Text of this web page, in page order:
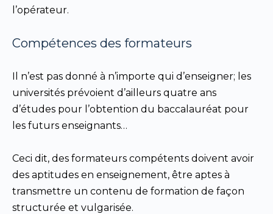
l’opérateur.
Compétences des formateurs
Il n’est pas donné à n’importe qui d’enseigner; les
universités prévoient d’ailleurs quatre ans
d’études pour l’obtention du baccalauréat pour
les futurs enseignants…
Ceci dit, des formateurs compétents doivent avoir
des aptitudes en enseignement, être aptes à
transmettre un contenu de formation de façon
structurée et vulgarisée.